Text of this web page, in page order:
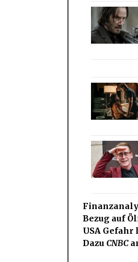
Bezug auf
USA
Dazu CNBC